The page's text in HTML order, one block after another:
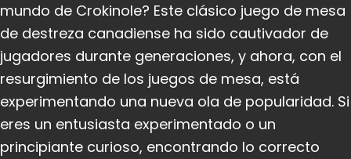
mundo de Crokinole? Este clásico juego de mesa
de destreza canadiense ha sido cautivador de
jugadores durante generaciones, y ahora, con el
resurgimiento de los juegos de mesa, está
experimentando una nueva ola de popularidad. Si
eres un entusiasta experimentado o un
principiante curioso, encontrando lo correcto